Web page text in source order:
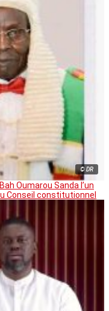
© DR
Oumarou Sanda l’un
Conseil constitutionnel